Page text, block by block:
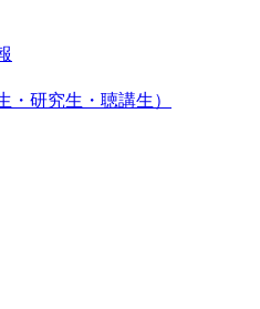
・研究生・聴講生）